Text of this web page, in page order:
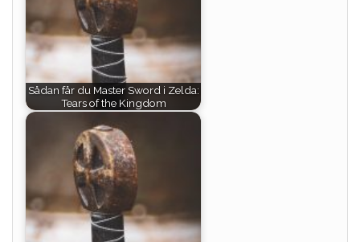
Sådan får du Master Sword i Zelda:
Tears of the Kingdom